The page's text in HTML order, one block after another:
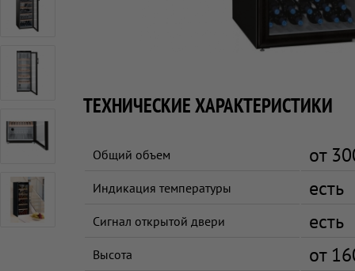
ТЕХНИЧЕСКИЕ ХАРАКТЕРИСТИКИ
Общий объем от
Индикация температуры есть
Сигнал открытой двери есть
Высота от